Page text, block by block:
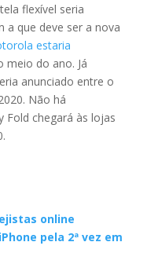
flexível seria
a que deve ser a nova
estaria
meio do ano. Já
anunciado entre o
Não há
Fold chegará às lojas
online
pela 2ª vez em